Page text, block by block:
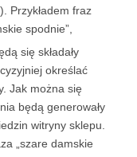
Przykładem fraz
spodnie”,
się składały
określać
Jak można się
będą generowały
witryny sklepu.
„szare damskie